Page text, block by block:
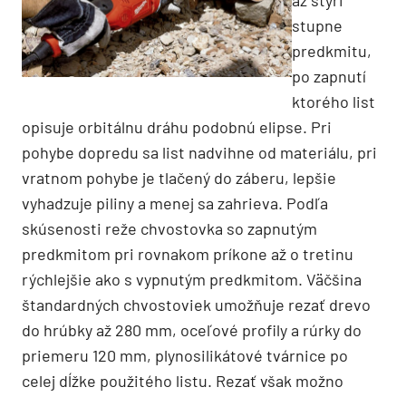
stupne
predkmitu,
po zapnutí
ktorého list
opisuje orbitálnu dráhu podobnú elipse. Pri
pohybe dopredu sa list nadvihne od materiálu, pri
vratnom pohybe je tlačený do záberu, lepšie
vyhadzuje piliny a menej sa zahrieva. Podľa
skúsenosti reže chvostovka so zapnutým
predkmitom pri rovnakom príkone až o tretinu
rýchlejšie ako s vypnutým predkmitom. Väčšina
štandardných chvostoviek umožňuje rezať drevo
do hrúbky až 280 mm, oceľové profily a rúrky do
priemeru 120 mm, plynosilikátové tvárnice po
celej dĺžke použitého listu. Rezať však možno